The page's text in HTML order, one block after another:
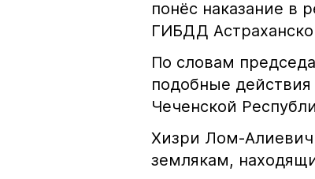
понёс наказание в
ГИБДД
По словам
подобные действия
Чеченской
Хизри Лом-
землякам,